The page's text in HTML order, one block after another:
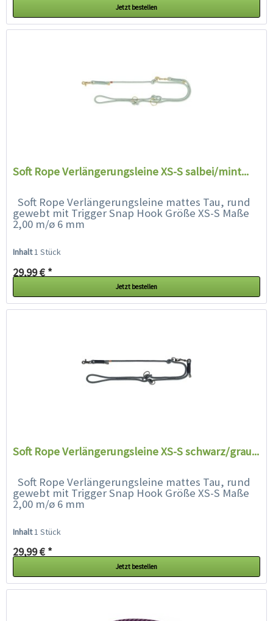
Jetzt bestellen
Soft Rope Verlängerungsleine XS-S salbei/mint...
Soft Rope Verlängerungsleine mattes Tau, rund
gewebt mit Trigger Snap Hook Größe XS-S Maße
2,00 m/ø 6 mm
Inhalt1 Stück
29,99 € *
Jetzt bestellen
Soft Rope Verlängerungsleine XS-S schwarz/grau...
Soft Rope Verlängerungsleine mattes Tau, rund
gewebt mit Trigger Snap Hook Größe XS-S Maße
2,00 m/ø 6 mm
Inhalt1 Stück
29,99 € *
Jetzt bestellen